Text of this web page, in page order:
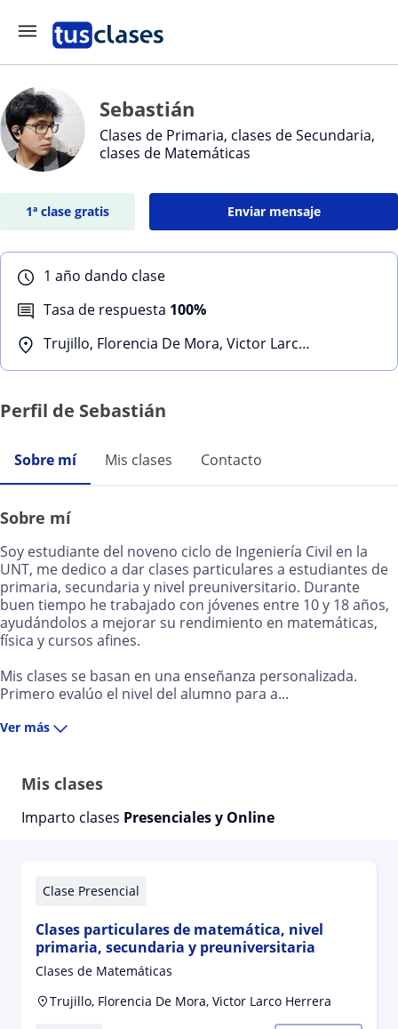
Sebastián
Clases de Primaria, clases de Secundaria,
clases de Matemáticas
1ª clase gratis Enviar mensaje
1 año dando clase
Tasa de respuesta 100%
Trujillo, Florencia De Mora, Victor Larco Herrera
Perfil de Sebastián
Sobre mí Mis clases Contacto
Sobre mí
Soy estudiante del noveno ciclo de Ingeniería Civil en la
UNT, me dedico a dar clases particulares a estudiantes de
primaria, secundaria y nivel preuniversitario. Durante
buen tiempo he trabajado con jóvenes entre 10 y 18 años,
ayudándolos a mejorar su rendimiento en matemáticas,
física y cursos afines.
Mis clases se basan en una enseñanza personalizada.
Primero evalúo el nivel del alumno para a...
Ver más
Mis clases
Imparto clases Presenciales y Online
Clase Presencial
Clases particulares de matemática, nivel
primaria, secundaria y preuniversitaria
Clases de Matemáticas
Trujillo, Florencia De Mora, Victor Larco Herrera